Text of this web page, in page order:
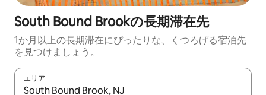
South Bound Brookの長期滞在先
1か月以上の長期滞在にぴったりな、くつろげる宿泊先
を見つけましょう。
エリア
検索結果が表示されたら、上下の矢印キーを使って移動するか